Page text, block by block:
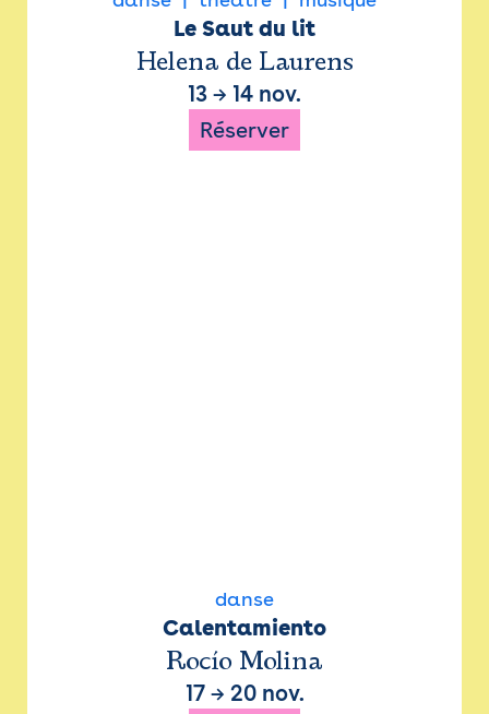
Le Saut du lit
Helena de Laurens
13 → 14 nov.
Réserver
danse
Calentamiento
Rocío Molina
17→ 20 nov.